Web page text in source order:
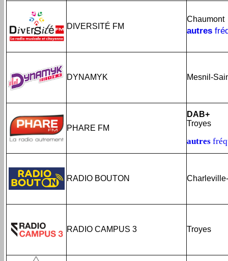
DIVERSITÉ FM
Chaumont
autres
DYNAMYK Mesnil-
PHARE FM
DAB+
Troyes
autres
RADIO BOUTON
RADIO CAMPUS 3 Troyes